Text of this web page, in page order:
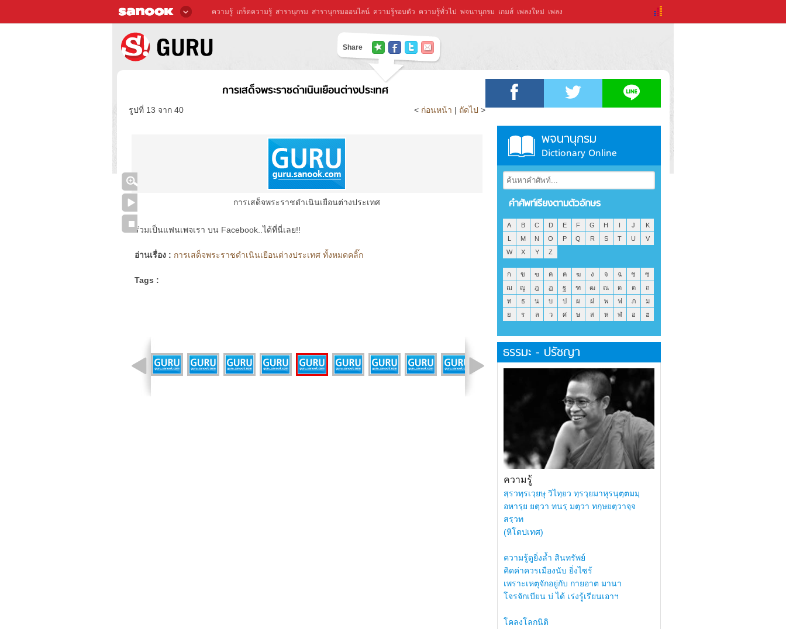
ความรู้ เกร็ดความรู้ สารานุกรม สารานุกรมออนไลน์ ความรู้รอบตัว ความรู้ทั่วไป พจนานุกรม เกมส์ เพลงใหม่ เพลง
Share
การเสด็จพระราชดำเนินเยือนต่างประเทศ
รูปที่ 13 จาก 40 < ก่อนหน้า | ถัดไป >
การเสด็จพระราชดำเนินเยือนต่างประเทศ
ร่วมเป็นแฟนเพจเรา บน Facebook..ได้ที่นี่เลย!!
อ่านเรื่อง : การเสด็จพระราชดำเนินเยือนต่างประเทศ ทั้งหมดคลิ๊ก
Tags :
พจนานุกรม
Dictionary Online
คำศัพท์เรียงตามตัวอักษร
A B C D E F G H I J
K
L
M N O P Q R S T U
V
W
X Y Z
ก ข ฃ ค ฅ ฆ ง จ ฉ ช
ซ
ฌ
ญ ฎ ฏ ฐ ฑ ฒ ณ ด ต
ถ
ท
ธ น บ ป ผ ฝ พ ฟ ภ
ม
ย
ร ล ว ศ ษ ส ห ฬ อ ฮ
ธรรมะ - ปรัชญา
ความรู้
สฺรวทฺรเวฺยษุ วิไทฺยว ทฺรวฺยมาหุรนุตฺตมมฺ
อหารฺย ยตฺวา ทนรฺ มตฺวา ทกฺษยตฺวาจฺจ
สรฺวท
(หิโตปเทศ)
ความรู้ดูยิ่งล้ำ สินทรัพย์
คิดค่าควรเมืองนับ ยิ่งไซร้
เพราะเหตุจักอยู่กับ กายอาต มานา
โจรจักเบียน บ่ ได้ เร่งรู้เรียนเอาฯ
โคลงโลกนิติ